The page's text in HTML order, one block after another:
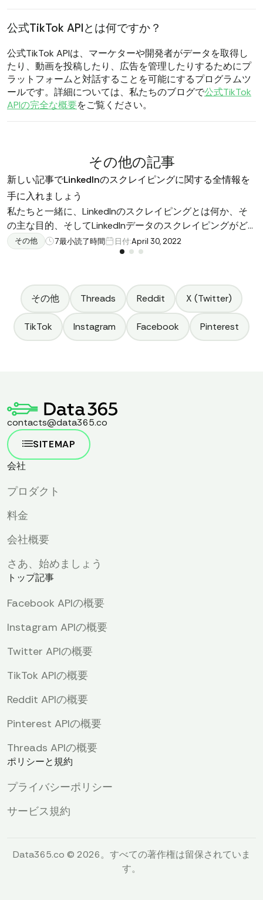
公式TikTok APIとは何ですか？
公式TikTok APIは、マーケターや開発者がデータを取得し
たり、動画を投稿したり、広告を管理したりするためにプ
ラットフォームと対話することを可能にするプログラムツ
ールです。詳細については、私たちのブログで公式TikTok
APIの完全な概要をご覧ください。
その他の記事
新しい記事でLinkedInのスクレイピングに関する全情報を
手に入れましょう
私たちと一緒に、LinkedInのスクレイピングとは何か、そ
の主な目的、そしてLinkedInデータのスクレイピングがど
のように役立つかを発見してください。また、LinkedInの
スクレイピングに利用可能な法的オプションの概要を得
使用したLinkedInのスクレイピングがなぜ最良の選択肢の
一つであるかを知ることができます。ぜひ、記事全体をお
読みください。
その他 7最小読了時間 日付:April 30, 2022
その他 Threads Reddit X (Twitter)
TikTok Instagram Facebook Pinterest
contacts@data365.co
SITEMAP
会社
プロダクト
料金
会社概要
さあ、始めましょう
トップ記事
Facebook APIの概要
Instagram APIの概要
Twitter APIの概要
TikTok APIの概要
Reddit APIの概要
Pinterest APIの概要
Threads APIの概要
ポリシーと規約
プライバシーポリシー
サービス規約
Data365.co © 2026。すべての著作権は留保されていま
す。